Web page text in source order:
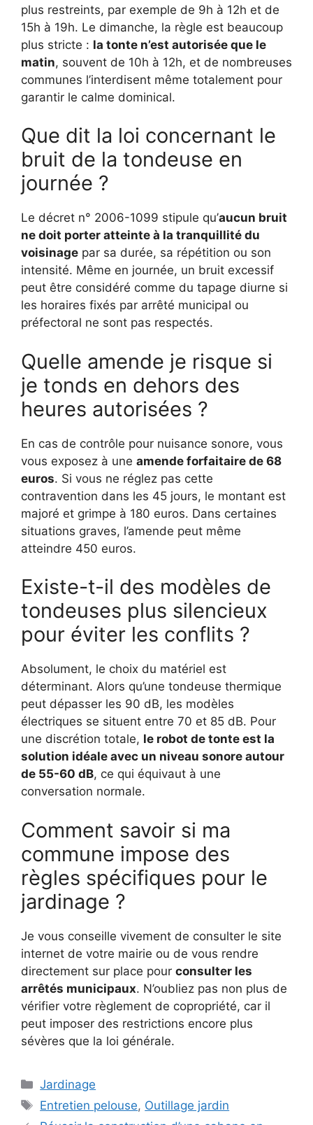
plus restreints, par exemple de 9h à 12h et de
15h à 19h. Le dimanche, la règle est beaucoup
plus stricte : la tonte n’est autorisée que le
matin, souvent de 10h à 12h, et de nombreuses
communes l’interdisent même totalement pour
garantir le calme dominical.
Que dit la loi concernant le
bruit de la tondeuse en
journée ?
Le décret n° 2006-1099 stipule qu’aucun bruit
ne doit porter atteinte à la tranquillité du
voisinage par sa durée, sa répétition ou son
intensité. Même en journée, un bruit excessif
peut être considéré comme du tapage diurne si
les horaires fixés par arrêté municipal ou
préfectoral ne sont pas respectés.
Quelle amende je risque si
je tonds en dehors des
heures autorisées ?
En cas de contrôle pour nuisance sonore, vous
vous exposez à une amende forfaitaire de 68
euros. Si vous ne réglez pas cette
contravention dans les 45 jours, le montant est
majoré et grimpe à 180 euros. Dans certaines
situations graves, l’amende peut même
atteindre 450 euros.
Existe-t-il des modèles de
tondeuses plus silencieux
pour éviter les conflits ?
Absolument, le choix du matériel est
déterminant. Alors qu’une tondeuse thermique
peut dépasser les 90 dB, les modèles
électriques se situent entre 70 et 85 dB. Pour
une discrétion totale, le robot de tonte est la
solution idéale avec un niveau sonore autour
de 55-60 dB, ce qui équivaut à une
conversation normale.
Comment savoir si ma
commune impose des
règles spécifiques pour le
jardinage ?
Je vous conseille vivement de consulter le site
internet de votre mairie ou de vous rendre
directement sur place pour consulter les
arrêtés municipaux. N’oubliez pas non plus de
vérifier votre règlement de copropriété, car il
peut imposer des restrictions encore plus
sévères que la loi générale.
Catégories
Jardinage
Étiquettes
Entretien pelouse, Outillage jardin